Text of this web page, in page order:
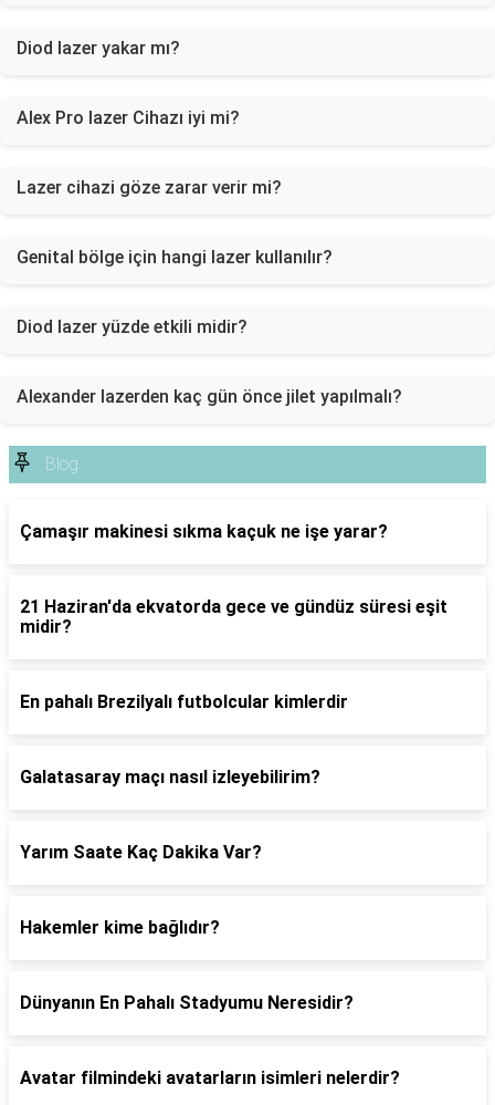
Diod lazer yakar mı?
Alex Pro lazer Cihazı iyi mi?
Lazer cihazi göze zarar verir mi?
Genital bölge için hangi lazer kullanılır?
Diod lazer yüzde etkili midir?
Alexander lazerden kaç gün önce jilet yapılmalı?
Blog
Çamaşır makinesi sıkma kaçuk ne işe yarar?
21 Haziran'da ekvatorda gece ve gündüz süresi eşit
midir?
En pahalı Brezilyalı futbolcular kimlerdir
Galatasaray maçı nasıl izleyebilirim?
Yarım Saate Kaç Dakika Var?
Hakemler kime bağlıdır?
Dünyanın En Pahalı Stadyumu Neresidir?
Avatar filmindeki avatarların isimleri nelerdir?